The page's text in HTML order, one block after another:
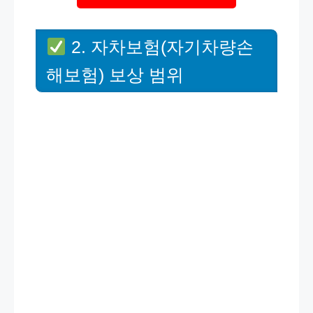
2. 자차보험(자기차량손
해보험) 보상 범위